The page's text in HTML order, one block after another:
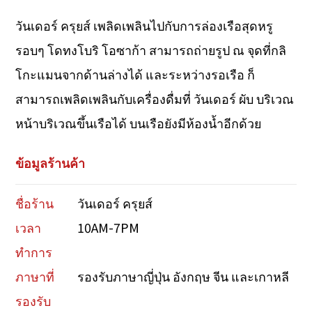
วันเดอร์ ครุยส์ เพลิดเพลินไปกับการล่องเรือสุดหรู
รอบๆ โดทงโบริ โอซาก้า สามารถถ่ายรูป ณ จุดที่กลิ
โกะแมนจากด้านล่างได้ และระหว่างรอเรือ ก็
สามารถเพลิดเพลินกับเครื่องดื่มที่ วันเดอร์ ผับ บริเวณ
หน้าบริเวณขึ้นเรือได้ บนเรือยังมีห้องน้ำอีกด้วย
ข้อมูลร้านค้า
ชื่อร้าน
วันเดอร์ ครุยส์
เวลา
ทำการ
10AM-7PM
ภาษาที่
รองรับ
รองรับภาษาญี่ปุ่น อังกฤษ จีน และเกาหลี